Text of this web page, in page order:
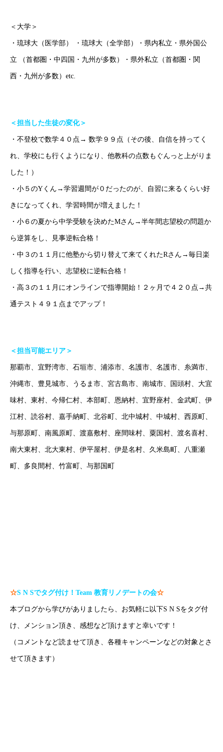
オンライン授業について
成果報告
ブログ
ホーム
＜大学＞
・琉球大（医学部） ・琉球大（全学部）・県内私立・県外国公
立 （首都圏・中四国・九州が多数）・県外私立（首都圏・関
西・九州が多数）etc.
＜担当した生徒の変化＞
・不登校で数学４０点→ 数学９９点（その後、自信を持ってく
れ、学校にも行くようになり、他教科の点数もぐんっと上がりま
した！）
・小５のYくん→学習週間が０だったのが、自習に来るくらい好
きになってくれ、学習時間が増えました！
・小６の夏から中学受験を決めたMさん→半年間志望校の問題か
ら逆算をし、見事逆転合格！
・中３の１１月に他塾から切り替えて来てくれたRさん→毎日楽
しく指導を行い、志望校に逆転合格！
・高３の１１月にオンラインで指導開始！２ヶ月で４２０点→共
通テスト４９１点までアップ！
＜担当可能エリア＞
那覇市、宜野湾市、石垣市、浦添市、名護市、名護市、糸満市、
沖縄市、豊見城市、うるま市、宮古島市、南城市、国頭村、大宜
味村、東村、今帰仁村、本部町、恩納村、宜野座村、金武町、伊
江村、読谷村、嘉手納町、北谷町、北中城村、中城村、西原町、
与那原町、南風原町、渡嘉敷村、座間味村、粟国村、渡名喜村、
南大東村、北大東村、伊平屋村、伊是名村、久米島町、八重瀬
町、多良間村、竹富町、与那国町
☆S N Sでタグ付け！ Team 教育リノデートの会☆
本ブログから学びがありましたら、お気軽に以下S N Sをタグ付
け、メンション頂き、感想など頂けますと幸いです！
（コメントなど読ませて頂き、各種キャンペーンなどの対象とさ
せて頂きます）